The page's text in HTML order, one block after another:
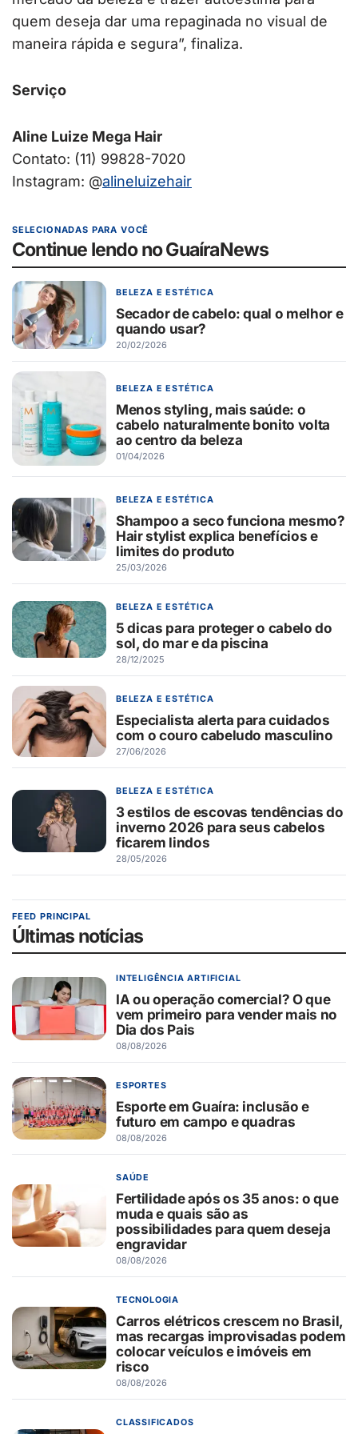
quem deseja dar uma repaginada no visual de
maneira rápida e segura”, finaliza.
Serviço
Aline Luize Mega Hair
Contato: (11) 99828-7020
Instagram: @alineluizehair
SELECIONADAS PARA VOCÊ
Continue lendo no GuaíraNews
BELEZA E ESTÉTICA
Secador de cabelo: qual o melhor e
quando usar?
20/02/2026
BELEZA E ESTÉTICA
Menos styling, mais saúde: o
cabelo naturalmente bonito volta
ao centro da beleza
01/04/2026
BELEZA E ESTÉTICA
Shampoo a seco funciona mesmo?
Hair stylist explica benefícios e
limites do produto
25/03/2026
BELEZA E ESTÉTICA
5 dicas para proteger o cabelo do
sol, do mar e da piscina
28/12/2025
BELEZA E ESTÉTICA
Especialista alerta para cuidados
com o couro cabeludo masculino
27/06/2026
BELEZA E ESTÉTICA
3 estilos de escovas tendências do
inverno 2026 para seus cabelos
ficarem lindos
28/05/2026
FEED PRINCIPAL
Últimas notícias
INTELIGÊNCIA ARTIFICIAL
IA ou operação comercial? O que
vem primeiro para vender mais no
Dia dos Pais
08/08/2026
ESPORTES
Esporte em Guaíra: inclusão e
futuro em campo e quadras
08/08/2026
SAÚDE
Fertilidade após os 35 anos: o que
muda e quais são as
possibilidades para quem deseja
engravidar
08/08/2026
TECNOLOGIA
Carros elétricos crescem no Brasil,
mas recargas improvisadas podem
colocar veículos e imóveis em
risco
08/08/2026
CLASSIFICADOS